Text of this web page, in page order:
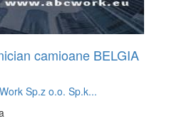
camioane BELGIA
Sp.z o.o. Sp.k...